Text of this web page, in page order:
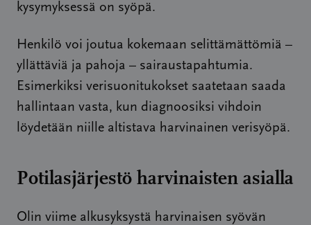
kysymyksessä on syöpä.
Henkilö voi joutua kokemaan selittämättömiä –
yllättäviä ja pahoja – sairaustapahtumia.
Esimerkiksi verisuonitukokset saatetaan saada
hallintaan vasta, kun diagnoosiksi vihdoin
löydetään niille altistava harvinainen verisyöpä.
Potilasjärjestö harvinaisten asialla
Olin viime alkusyksystä harvinaisen syövän